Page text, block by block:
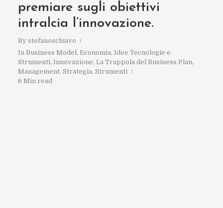
premiare sugli obiettivi
intralcia l’innovazione.
By stefanoschiavo
In Business Model, Economia, Idee Tecnologie e
Strumenti, Innovazione, La Trappola del Business Plan,
Management, Strategia, Strumenti
6 Min read